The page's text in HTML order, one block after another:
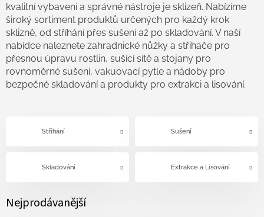
kvalitní vybavení a správné nástroje je sklizeň. Nabízíme
široký sortiment produktů určených pro každý krok
sklizně, od stříhání přes sušení až po skladování. V naší
nabídce naleznete zahradnické nůžky a střihače pro
přesnou úpravu rostlin, sušící sítě a stojany pro
rovnoměrné sušení, vakuovací pytle a nádoby pro
bezpečné skladování a produkty pro extrakci a lisování.
Stříhání Sušení
Skladování Extrakce a Lisování
Nejprodávanější